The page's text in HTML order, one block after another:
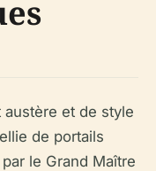
austère et de style
de portails
le Grand Maître